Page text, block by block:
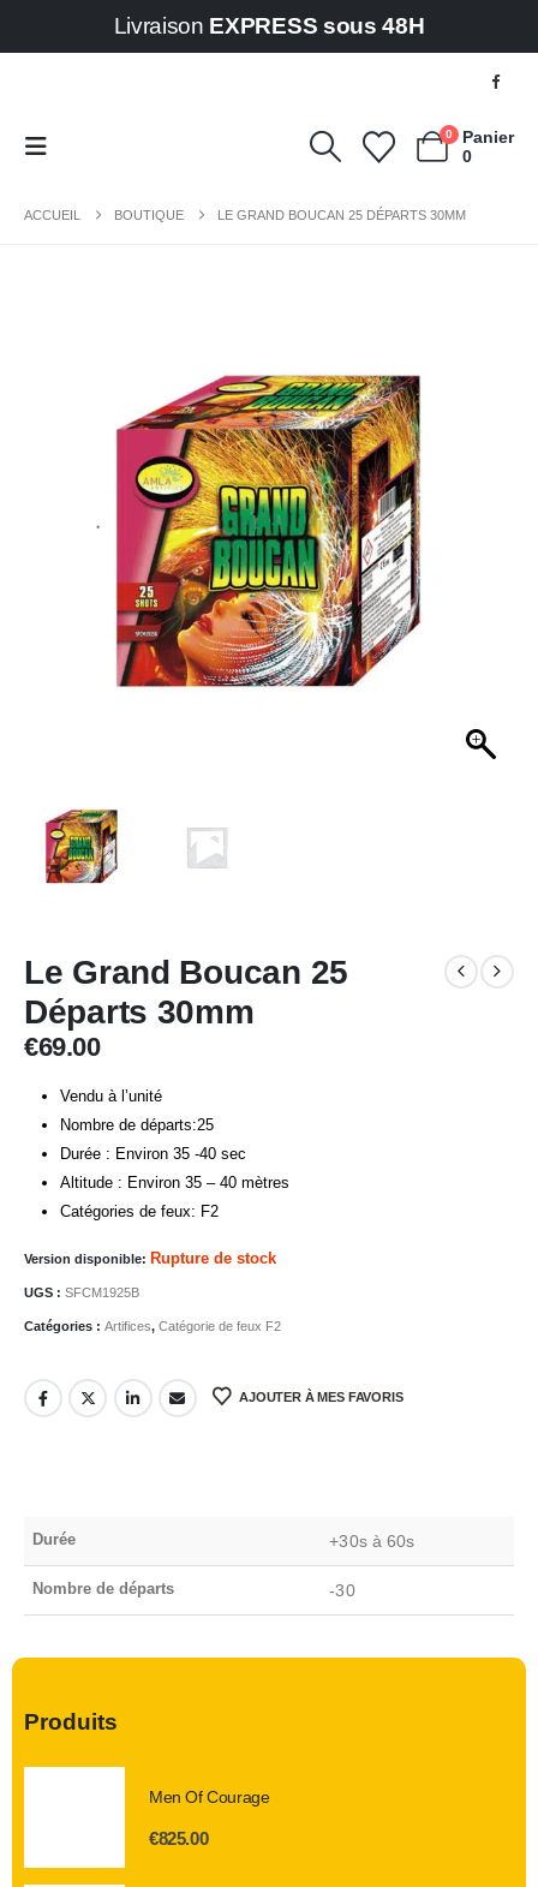
Livraison EXPRESS sous 48H
0
Panier
0
ACCUEIL BOUTIQUE LE GRAND BOUCAN 25 DÉPARTS 30MM
Le Grand Boucan 25
Départs 30mm
€69.00
Vendu à l’unité
Nombre de départs:25
Durée : Environ 35 -40 sec
Altitude : Environ 35 – 40 mètres
Catégories de feux: F2
Version disponible: Rupture de stock
UGS : SFCM1925B
Catégories : Artifices, Catégorie de feux F2
AJOUTER À MES FAVORIS
Durée +30s à 60s
Nombre de départs -30
Produits
Men Of Courage
€825.00